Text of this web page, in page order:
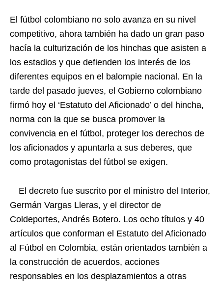
El fútbol colombiano no solo avanza en su nivel
competitivo, ahora también ha dado un gran paso
hacía la culturización de los hinchas que asisten a
los estadios y que defienden los interés de los
diferentes equipos en el balompie nacional. En la
tarde del pasado jueves, el Gobierno colombiano
firmó hoy el ‘Estatuto del Aficionado’ o del hincha,
norma con la que se busca promover la
convivencia en el fútbol, proteger los derechos de
los aficionados y apuntarla a sus deberes, que
como protagonistas del fútbol se exigen.
El decreto fue suscrito por el ministro del Interior,
Germán Vargas Lleras, y el director de
Coldeportes, Andrés Botero. Los ocho títulos y 40
artículos que conforman el Estatuto del Aficionado
al Fútbol en Colombia, están orientados también a
la construcción de acuerdos, acciones
responsables en los desplazamientos a otras